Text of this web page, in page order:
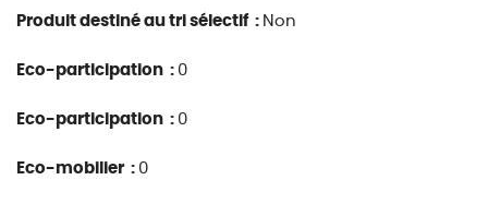
Produit destiné au tri sélectif : Non
Eco-participation : 0
Eco-participation : 0
Eco-mobilier : 0